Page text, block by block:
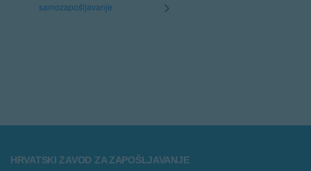
samozapošljavanje
HRVATSKI ZAVOD ZA ZAPOŠLJAVANJE